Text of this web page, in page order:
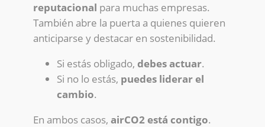
reputacional para muchas empresas.
También abre la puerta a quienes quieren
anticiparse y destacar en sostenibilidad.
Si estás obligado, debes actuar.
Si no lo estás, puedes liderar el
cambio.
En ambos casos, airCO2 está contigo.